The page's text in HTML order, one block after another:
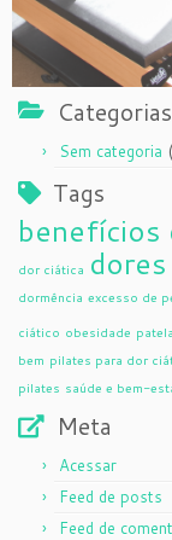
Categorias
Sem categoria
Tags
benefícios
dor ciática
dormência excesso de
ciático obesidade patela
bem pilates para dor
pilates saúde e bem-
Meta
Acessar
Feed de posts
Feed de